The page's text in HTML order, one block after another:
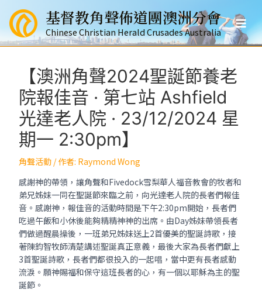
要
基督教角聲佈道團澳洲分會
Chinese Christian Herald Crusades Australia
Main
【澳洲角聲2024聖誕節養老
院報佳音 · 第七站 Ashfield
光達老人院 · 23/12/2024 星
期一 2:30pm】
角聲活動 / 作者: Raymond Wong
感謝神的帶領，讓角聲和Fivedock雪梨華人福音教會的牧者和
弟兄姊妹一同在聖誕節來臨之前，向光達老人院的長者們報佳
音。感謝神，報佳音的活動時間是下午2:30pm開始，長者們
吃過午飯和小休後能夠精精神神的出席。由Day姊妹帶領長者
們做過醒晨操後，一班弟兄姊妹送上2首優美的聖誕詩歌，接
著陳鈞智牧師清楚講述聖誕真正意義，最後大家為長者們獻上
3首聖誕詩歌，長者們都很投入的一起唱，當中更有長者感動
流淚。願神賜福和保守這班長者的心，有一個以耶穌為主的聖
誕節。